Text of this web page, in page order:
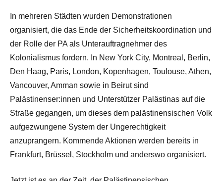
In mehreren Städten wurden Demonstrationen
organisiert, die das Ende der Sicherheitskoordination und
der Rolle der PA als Unterauftragnehmer des
Kolonialismus fordern. In New York City, Montreal, Berlin,
Den Haag, Paris, London, Kopenhagen, Toulouse, Athen,
Vancouver, Amman sowie in Beirut sind
Palästinenser:innen und Unterstützer Palästinas auf die
Straße gegangen, um dieses dem palästinensischen Volk
aufgezwungene System der Ungerechtigkeit
anzuprangern. Kommende Aktionen werden bereits in
Frankfurt, Brüssel, Stockholm und anderswo organisiert.